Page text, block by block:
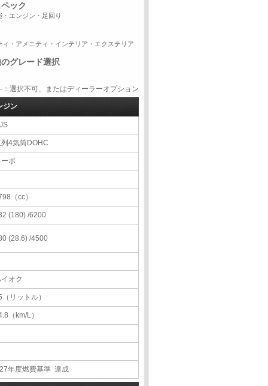
ック
・エンジン・足回り
ィ・アメニティ・インテリア・エクステリア
グレード選択
択不可、またはディーラーオプション
ジン
4気筒DOHC
ボ
（cc）
(180) /6200
(28.6) /4500
オク
（リットル）
（km/L）
年度燃費基準 達成